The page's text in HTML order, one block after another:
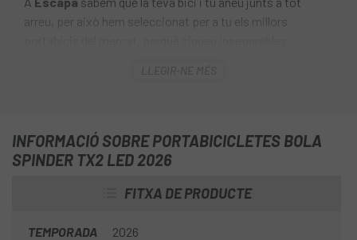
arreu, per això hem seleccionat per a tu els millors
respecte a la versió anterior, incorporant
bicicletes modernes ie-bikes. Per a 2 bicis (possibilitat
d'ampliar a 3) abatible i plegable, perfecte per a tot tipus
descens, carretera,... Permet rodes de fins a 3,25”.
LLEGIR-NE MÉS
INFORMACIÓ SOBRE PORTABICICLETES BOLA
SPINDER TX2 LED 2026
FITXA DE PRODUCTE
TEMPORADA 2026